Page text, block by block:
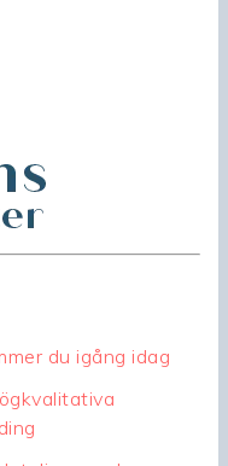
du igång idag